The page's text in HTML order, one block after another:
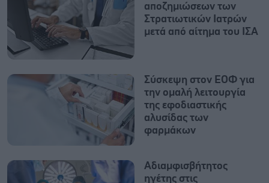
αποζημιώσεων των
Στρατιωτικών Ιατρών
μετά από αίτημα του ΙΣΑ
Σύσκεψη στον ΕΟΦ για
την ομαλή λειτουργία
της εφοδιαστικής
αλυσίδας των
φαρμάκων
Αδιαμφισβήτητος
ηγέτης στις